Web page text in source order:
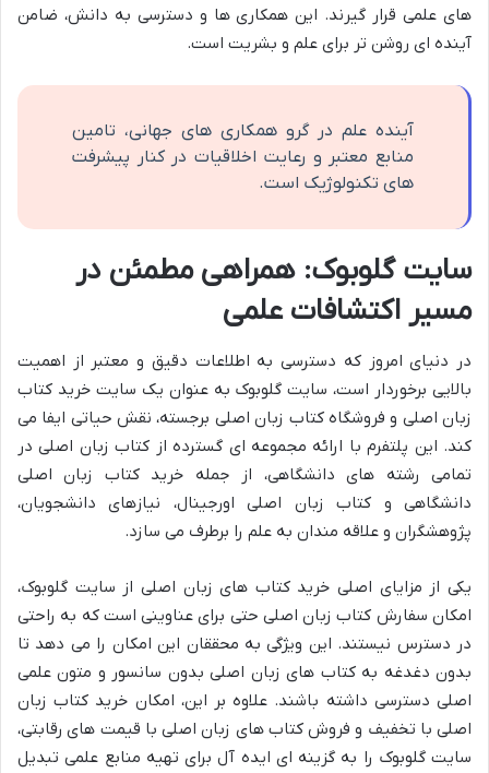
های علمی قرار گیرند. این همکاری ها و دسترسی به دانش، ضامن
آینده ای روشن تر برای علم و بشریت است.
آینده علم در گرو همکاری های جهانی، تامین
منابع معتبر و رعایت اخلاقیات در کنار پیشرفت
های تکنولوژیک است.
سایت گلوبوک: همراهی مطمئن در
مسیر اکتشافات علمی
در دنیای امروز که دسترسی به اطلاعات دقیق و معتبر از اهمیت
بالایی برخوردار است، سایت گلوبوک به عنوان یک سایت خرید کتاب
زبان اصلی و فروشگاه کتاب زبان اصلی برجسته، نقش حیاتی ایفا می
کند. این پلتفرم با ارائه مجموعه ای گسترده از کتاب زبان اصلی در
تمامی رشته های دانشگاهی، از جمله خرید کتاب زبان اصلی
دانشگاهی و کتاب زبان اصلی اورجینال، نیازهای دانشجویان،
پژوهشگران و علاقه مندان به علم را برطرف می سازد.
یکی از مزایای اصلی خرید کتاب های زبان اصلی از سایت گلوبوک،
امکان سفارش کتاب زبان اصلی حتی برای عناوینی است که به راحتی
در دسترس نیستند. این ویژگی به محققان این امکان را می دهد تا
بدون دغدغه به کتاب های زبان اصلی بدون سانسور و متون علمی
اصلی دسترسی داشته باشند. علاوه بر این، امکان خرید کتاب زبان
اصلی با تخفیف و فروش کتاب های زبان اصلی با قیمت های رقابتی،
سایت گلوبوک را به گزینه ای ایده آل برای تهیه منابع علمی تبدیل